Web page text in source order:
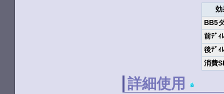
効
BB5
前ﾃﾞｨ
後ﾃﾞｨ
消費
詳細使用